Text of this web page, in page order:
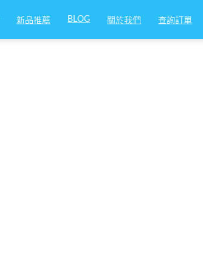
新品推薦 BLOG 關於我們 查詢訂單